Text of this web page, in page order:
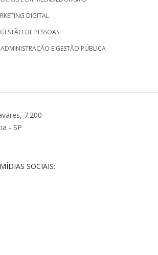
DIGITAL
DE PESSOAS
E GESTÃO PÚBLICA
7.200
- SP
SOCIAIS: